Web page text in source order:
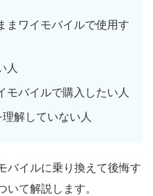
まワイモバイルで使用す
人
モバイルで購入したい人
解していない人
バイルに乗り換えて後悔す
て解説します。